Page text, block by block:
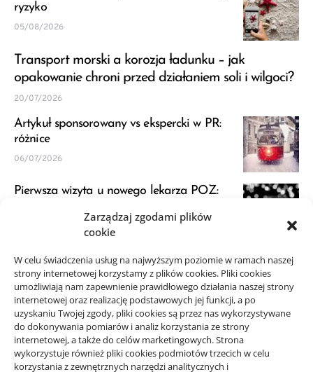
Zarządzaj zgodami plików
cookie
W celu świadczenia usług na najwyższym poziomie w ramach naszej
strony internetowej korzystamy z plików cookies. Pliki cookies
umożliwiają nam zapewnienie prawidłowego działania naszej strony
internetowej oraz realizację podstawowych jej funkcji, a po
uzyskaniu Twojej zgody, pliki cookies są przez nas wykorzystywane
do dokonywania pomiarów i analiz korzystania ze strony
internetowej, a także do celów marketingowych. Strona
wykorzystuje również pliki cookies podmiotów trzecich w celu
korzystania z zewnętrznych narzędzi analitycznych i
ryzyko
05/08/2026
Transport morski a korozja ładunku – jak
opakowanie chroni przed działaniem soli i wilgoci?
20/07/2026
Artykuł sponsorowany vs ekspercki w PR:
różnice
06/07/2026
Pierwsza wizyta u nowego lekarza POZ:
JDG a VAT: kiedy zapytać księgową przed
startem
21/06/2026